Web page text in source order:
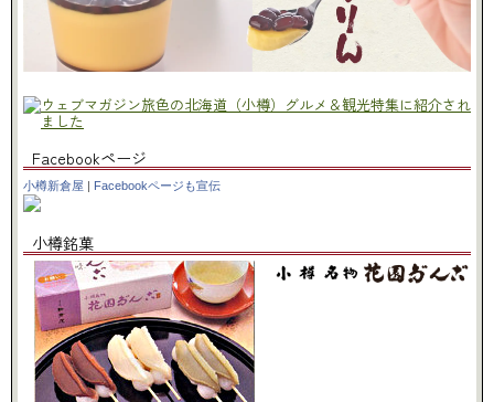
Facebookページ
小樽新倉屋 | Facebookページも宣伝
小樽銘菓